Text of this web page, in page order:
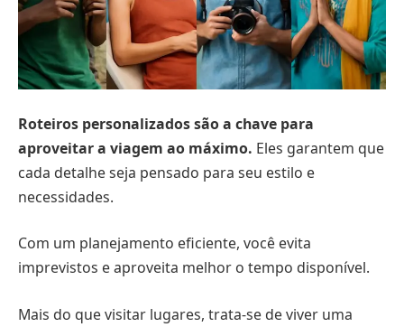
Roteiros personalizados são a chave para
aproveitar a viagem ao máximo. Eles garantem que
cada detalhe seja pensado para seu estilo e
necessidades.
Com um planejamento eficiente, você evita
imprevistos e aproveita melhor o tempo disponível.
Mais do que visitar lugares, trata-se de viver uma